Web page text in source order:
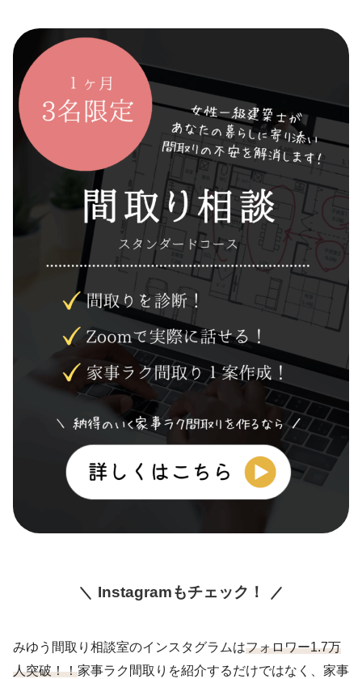
Instagramもチェック！
みゆう間取り相談室のインスタグラムはフォロワー1.7万
人突破！！家事ラク間取りを紹介するだけではなく、家事